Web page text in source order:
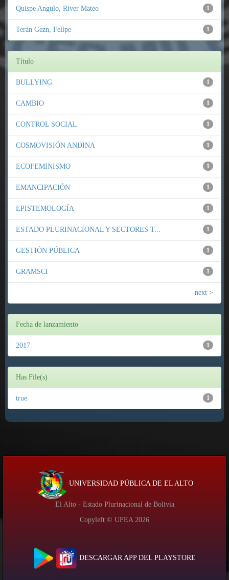
1
Quispe Angulo, River Mateo
1
Terán Gezn, Felipe
Título
1
BULLYING
1
CAMBIO
1
CONTROL SOCIAL
1
COSMOVISIÓN ANDINA
1
ECOFEMINISMO
1
EMANCIPACIÓN
1
EPISTEMOLOGÍA
1
ESTADO PLURINACIONAL Y SECTORES T...
1
GESTIÓN PÚBLICA
1
GRAMSCI
next >
Fecha de lanzamiento
1
2017
Has File(s)
1
true
UNIVERSIDAD PÚBLICA DE EL ALTO
El Alto - Estado Plurinacional de Bolivia
Copyleft © UPEA 2026
DESCARGAR APP DEL PLAYSTORE